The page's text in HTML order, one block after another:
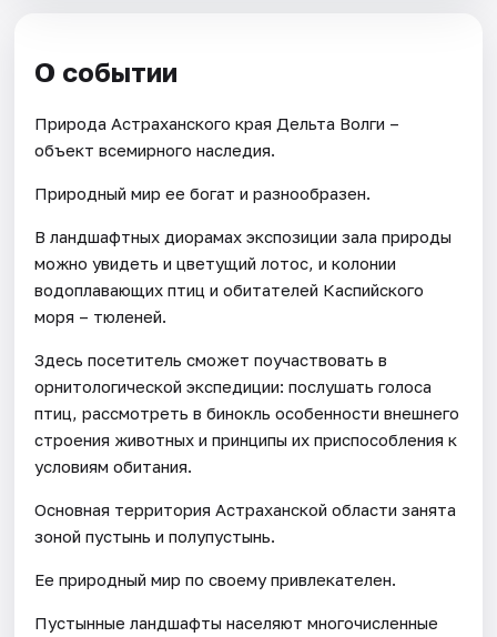
О событии
Природа Астраханского края Дельта Волги –
объект всемирного наследия.
Природный мир ее богат и разнообразен.
В ландшафтных диорамах экспозиции зала природы
можно увидеть и цветущий лотос, и колонии
водоплавающих птиц и обитателей Каспийского
моря – тюленей.
Здесь посетитель сможет поучаствовать в
орнитологической экспедиции: послушать голоса
птиц, рассмотреть в бинокль особенности внешнего
строения животных и принципы их приспособления к
условиям обитания.
Основная территория Астраханской области занята
зоной пустынь и полупустынь.
Ее природный мир по своему привлекателен.
Пустынные ландшафты населяют многочисленные